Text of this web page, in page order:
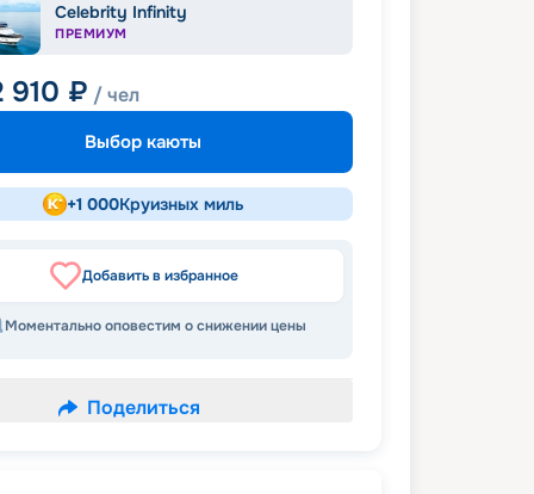
Celebrity Infinity
ПРЕМИУМ
910 ₽ / чел
Выбор каюты
+1 000Круизных миль
Добавить в избранное
Моментально оповестим о снижении цены
Поделиться